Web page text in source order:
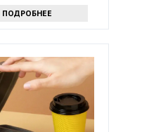
ПОДРОБНЕЕ